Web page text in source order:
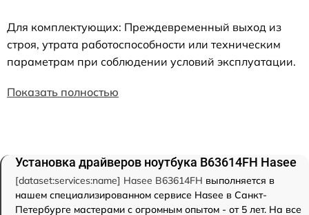
Для комплектующих: Преждевременный выход из
строя, утрата работоспособности или техническим
параметрам при соблюдении условий эксплуатации.
Показать полностью
Установка драйверов ноутбука B63614FH Hasee
[dataset:services:name] Hasee B63614FH выполняется в
нашем специализированном сервисе Hasee в Санкт-
Петербурге мастерами с огромным опытом - от 5 лет. На все